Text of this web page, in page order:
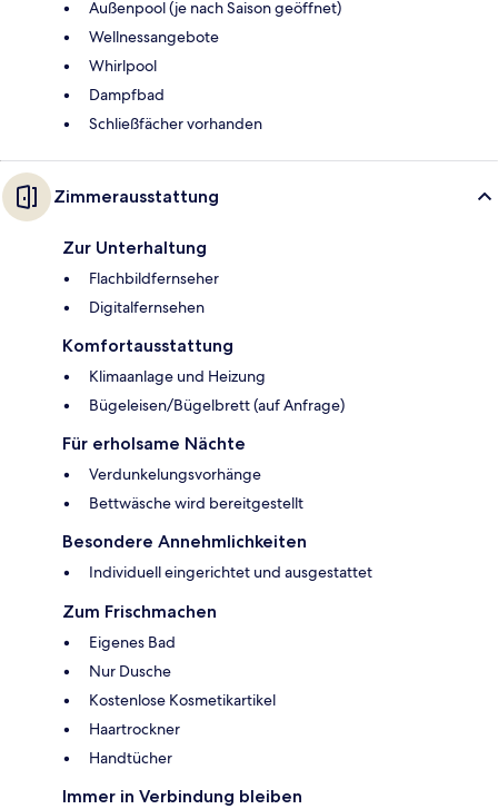
Außenpool (je nach Saison geöffnet)
Wellnessangebote
Whirlpool
Dampfbad
Schließfächer vorhanden
Zimmerausstattung
Zur Unterhaltung
Flachbildfernseher
Digitalfernsehen
Komfortausstattung
Klimaanlage und Heizung
Bügeleisen/Bügelbrett (auf Anfrage)
Für erholsame Nächte
Verdunkelungsvorhänge
Bettwäsche wird bereitgestellt
Besondere Annehmlichkeiten
Individuell eingerichtet und ausgestattet
Zum Frischmachen
Eigenes Bad
Nur Dusche
Kostenlose Kosmetikartikel
Haartrockner
Handtücher
Immer in Verbindung bleiben